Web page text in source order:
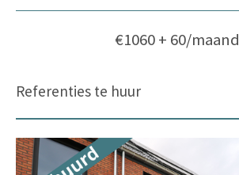
€1060 + 60/maand
Referenties te huur